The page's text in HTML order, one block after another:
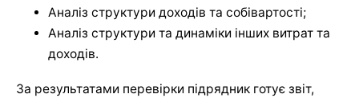
Аналіз структури доходів та собівартості;
Аналіз структури та динаміки інших витрат та
доходів.
За результатами перевірки підрядник готує звіт,